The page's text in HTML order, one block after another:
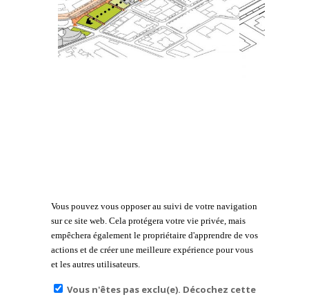
Vous pouvez vous opposer au suivi de votre navigation
sur ce site web. Cela protégera votre vie privée, mais
empêchera également le propriétaire d'apprendre de vos
actions et de créer une meilleure expérience pour vous
et les autres utilisateurs.
Vous n'êtes pas exclu(e). Décochez cette